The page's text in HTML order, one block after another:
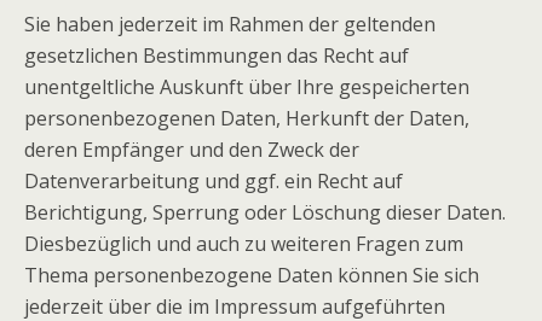
Sie haben jederzeit im Rahmen der geltenden
gesetzlichen Bestimmungen das Recht auf
unentgeltliche Auskunft über Ihre gespeicherten
personenbezogenen Daten, Herkunft der Daten,
deren Empfänger und den Zweck der
Datenverarbeitung und ggf. ein Recht auf
Berichtigung, Sperrung oder Löschung dieser Daten.
Diesbezüglich und auch zu weiteren Fragen zum
Thema personenbezogene Daten können Sie sich
jederzeit über die im Impressum aufgeführten